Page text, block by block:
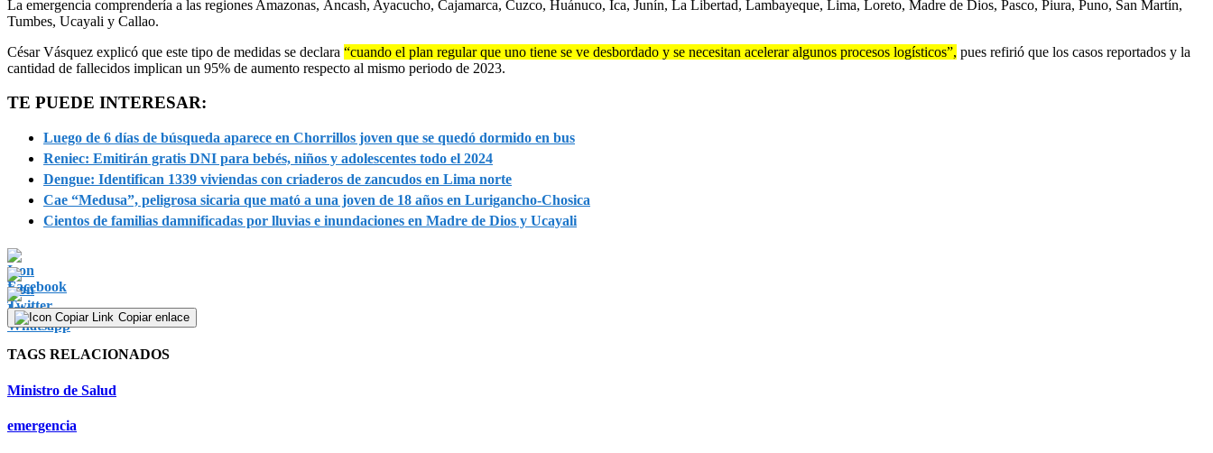
La emergencia comprendería a las regiones Amazonas, Áncash, Ayacucho, Cajamarca, Cuzco, Huánuco, Ica, Junín, La Libertad, Lambayeque, Lima, Loreto, Madre de Dios, Pasco, Piura, Puno, San Martín,
Tumbes, Ucayali y Callao.
César Vásquez explicó que este tipo de medidas se declara “cuando el plan regular que uno tiene se ve desbordado y se necesitan acelerar algunos procesos logísticos”, pues refirió que los casos reportados y la
cantidad de fallecidos implican un 95% de aumento respecto al mismo periodo de 2023.
TE PUEDE INTERESAR:
Luego de 6 días de búsqueda aparece en Chorrillos joven que se quedó dormido en bus
Reniec: Emitirán gratis DNI para bebés, niños y adolescentes todo el 2024
Dengue: Identifican 1339 viviendas con criaderos de zancudos en Lima norte
Cae “Medusa”, peligrosa sicaria que mató a una joven de 18 años en Lurigancho-Chosica
Cientos de familias damnificadas por lluvias e inundaciones en Madre de Dios y Ucayali
Copiar enlace
TAGS RELACIONADOS
Ministro de Salud
emergencia